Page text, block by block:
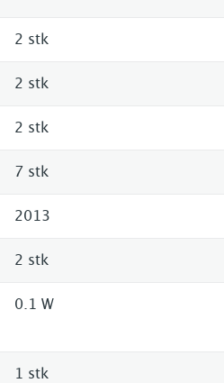
2 stk
2 stk
2 stk
7 stk
2013
2 stk
0.1 W
1 stk